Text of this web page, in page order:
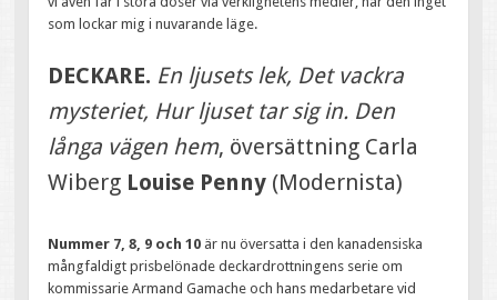
som lockar mig i nuvarande läge.
DECKARE. En ljusets lek, Det vackra
mysteriet, Hur ljuset tar sig in. Den
långa vägen hem, översättning Carla
Wiberg Louise Penny (Modernista)
Nummer 7, 8, 9 och 10 är nu översatta i den kanadensiska
mångfaldigt prisbelönade deckardrottningens serie om
kommissarie Armand Gamache och hans medarbetare vid